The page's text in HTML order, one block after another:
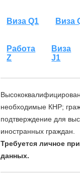
Виза Q1 Виза
Работа
Z
Виза
J1
необходимые КНР;
подтверждение для
иностранных граждан.
Требуется личное
данных.